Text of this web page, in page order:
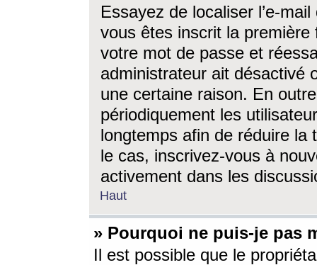
Essayez de localiser l’e-
vous êtes inscrit la première
votre mot de passe et
administrateur ait désactivé
une certaine raison. En
périodiquement les
longtemps afin de réduire la
le cas, inscrivez-vous à
activement dans les
Haut
» Pourquoi ne puis-je pas
Il est possible que le